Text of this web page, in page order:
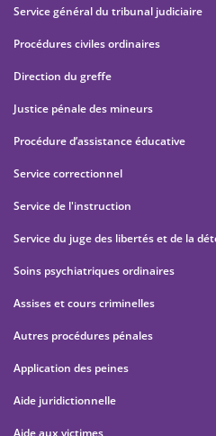
Service général du tribunal judiciaire
Procédures civiles ordinaires
Direction du greffe
Justice pénale des mineurs
Procédure d’assistance éducative
Service correctionnel
Service de l'instruction
Service du juge des libertés et de la
Soins psychiatriques ordinaires
Assises et cours criminelles
Autres procédures pénales
Application des peines
Aide juridictionnelle
Aide aux victimes